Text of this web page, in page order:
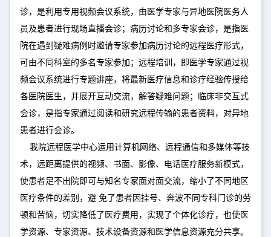
诊，是利用专用视频会议系统，由医学专家与异地医院医务人
员及患者进行现场直播会诊；病历讨论和多专家会诊，是指医
院在遇到疑难病例时邀请专家参加病历讨论的远程医疗形式，
可由不同科室的多名专家参加；远程培训，即医学专家通过视
频会议系统进行专题讲座，将最新医疗信息和诊疗经验传授给
各医院医生，并展开互动交流，解答疑难问题；临床非交互式
会诊，是指专家通过阅读和研究远程传输的患者资料，对异地
患者进行会诊。
我院远程医学中心运用计算机网络、远程通信和多媒体等技
术，远距离提供的视频、书面、影像、电话医疗服务新模式，
使患者足不出院即可与知名专家面对面交流，缩小了不同地区
医疗条件的差别，避 免了患者因挂号、奔波不同专科门诊的劳
顿和苦恼，切实降低了医疗费用，实现了个体化诊疗，也使医
学资源、专家资源、技术设备资源和医学信息资源充分共享。